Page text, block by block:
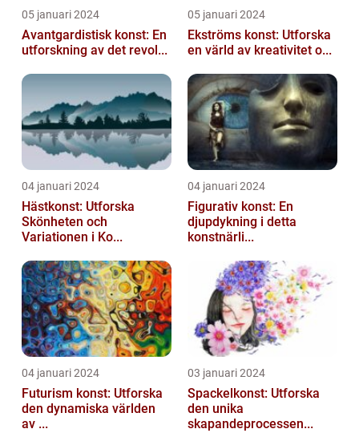
05 januari 2024
Avantgardistisk konst: En
utforskning av det revol...
05 januari 2024
Ekströms konst: Utforska
en värld av kreativitet o...
04 januari 2024
Hästkonst: Utforska
Skönheten och
Variationen i Ko...
04 januari 2024
Figurativ konst: En
djupdykning i detta
konstnärli...
04 januari 2024
Futurism konst: Utforska
den dynamiska världen
av ...
03 januari 2024
Spackelkonst: Utforska
den unika
skapandeprocessen...